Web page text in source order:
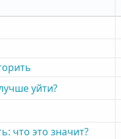
уйти?
что это значит?